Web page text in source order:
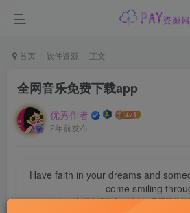
首页 软件资源 正文
全网音乐免费下载app
优秀作者
2年前发布
Have faith in your dreams and
come smiling
请对梦想充满信心，总有一天属于你